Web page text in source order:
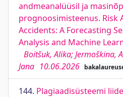
andmeanalüüsil ja
prognoosimisteenus. Risk
Accidents: A Forecasting
Analysis and Machine
Boitšuk, Alika; Jermoškina,
Jana 10.06.2026
144. Plagiaadisüsteemi